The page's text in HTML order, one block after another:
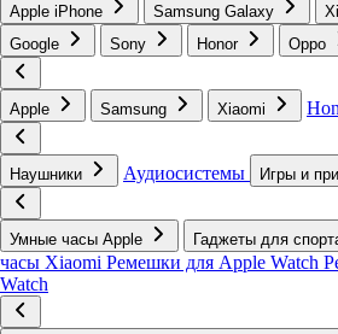
Apple iPhone Samsung Galaxy
Google
Sony Honor Oppo
Apple Samsung Xiaomi
Наушники Аудиосистемы Игры и
Умные часы Apple Гаджеты для
часы Xiaomi Ремешки для Apple Watch
Watch